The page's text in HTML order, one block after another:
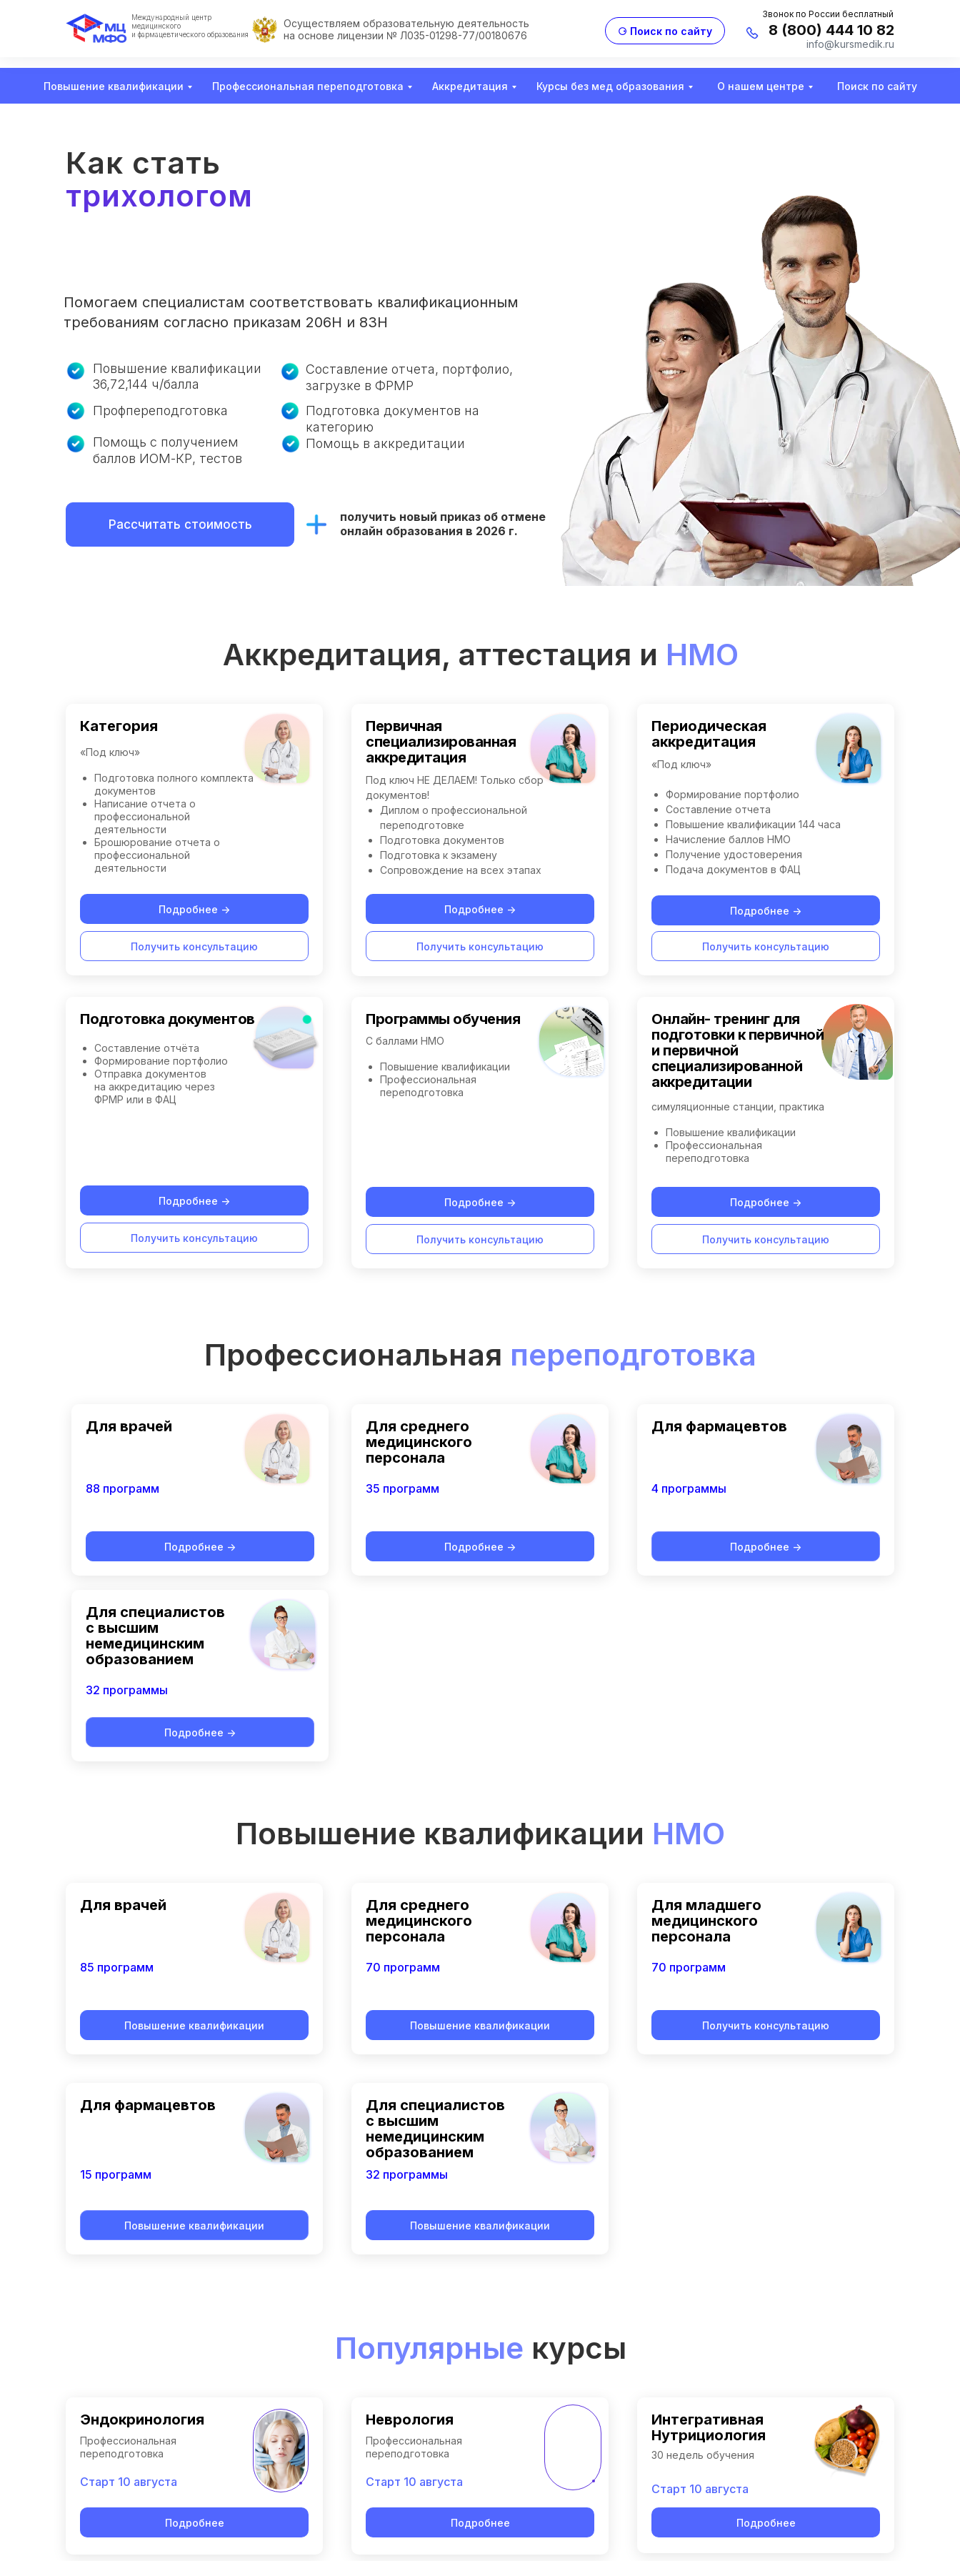
info@kursmedik.ru
8 (800) 444 10 82
Звонок по России бесплатный
⚆ Поиск по сайту
Осуществляем образовательную деятельность
на основе лицензии № Л035-01298-77/00180676
Международный центр
медицинского
и фармацевтического образования
Повышение квалификации Профессиональная переподготовка Аккредитация Курсы без мед образования О нашем центре Поиск по сайту
Помогаем специалистам соответствовать квалификационным
требованиям согласно приказам 206Н и 83Н
Рассчитать стоимость
Как стать
трихологом
Повышение квалификации
36,72,144 ч/балла
Профпереподготовка
Помощь с получением
баллов ИОМ-КР, тестов
Подготовка документов на
категорию
Составление отчета, портфолио,
загрузке в ФРМР
Помощь в аккредитации
получить новый приказ об отмене
онлайн образования в 2026 г.
Аккредитация, аттестация и НМО
Категория
Подробнее ->
Получить консультацию
«Под ключ»
Подготовка полного комплекта
документов
Написание отчета о
профессиональной
деятельности
Брошюрование отчета о
профессиональной
деятельности
Подготовка документов
Подробнее ->
Получить консультацию
Составление отчёта
Формирование портфолио
Отправка документов
на аккредитацию через
ФРМР или в ФАЦ
Подробнее ->
Онлайн- тренинг для
подготовки к первичной
и первичной
специализированной
аккредитации
Получить консультацию
симуляционные станции, практика
Повышение квалификации
Профессиональная
переподготовка
Программы обучения
Подробнее ->
Получить консультацию
С баллами НМО
Повышение квалификации
Профессиональная
переподготовка
Первичная
специализированная
аккредитация
Под ключ НЕ ДЕЛАЕМ! Только сбор
документов!
Диплом о профессиональной
переподготовке
Подготовка документов
Подготовка к экзамену
Сопровождение на всех этапах
Подробнее ->
Получить консультацию
Периодическая
аккредитация
«Под ключ»
Формирование портфолио
Составление отчета
Повышение квалификации 144 часа
Начисление баллов НМО
Получение удостоверения
Подача документов в ФАЦ
Подробнее ->
Получить консультацию
Профессиональная переподготовка
Для среднего
медицинского
персонала
35 программ
Для врачей
Подробнее ->
88 программ
Подробнее ->
Для фармацевтов
Подробнее ->
Подробнее ->
Для специалистов
с высшим
немедицинским
образованием
4 программы
32 программы
Повышение квалификации НМО
Для врачей
85 программ
Для среднего
медицинского
персонала
70 программ
Повышение квалификации
Повышение квалификации
Для младшего
медицинского
персонала
70 программ
Получить консультацию
Для фармацевтов
Повышение квалификации
Для специалистов
с высшим
немедицинским
образованием
Повышение квалификации
15 программ 32 программы
Популярные курсы
Интегративная
Нутрициология
Старт 10 августа
Подробнее
30 недель обучения
Эндокринология
Старт 10 августа
Подробнее
Профессиональная
переподготовка
Неврология
Старт 10 августа
Подробнее
Профессиональная
переподготовка